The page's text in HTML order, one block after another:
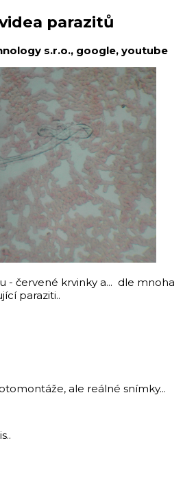
parazitů
s.r.o., google, youtube
- červené krvinky a... dle mnoha
paraziti..
ale reálné snímky...